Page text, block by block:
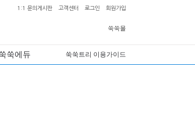
1:1 문의게시판 고객센터 로그인 회원가입
쑥쑥몰
쑥에듀 쑥쑥트리 이용가이드